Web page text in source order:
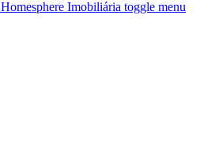
Homesphere Imobiliária toggle menu